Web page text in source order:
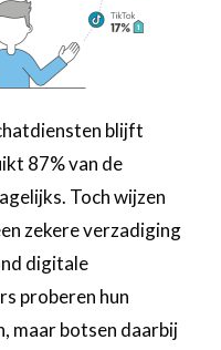
blijft
87% van de
Toch wijzen
zekere verzadiging
digitale
proberen hun
maar botsen daarbij